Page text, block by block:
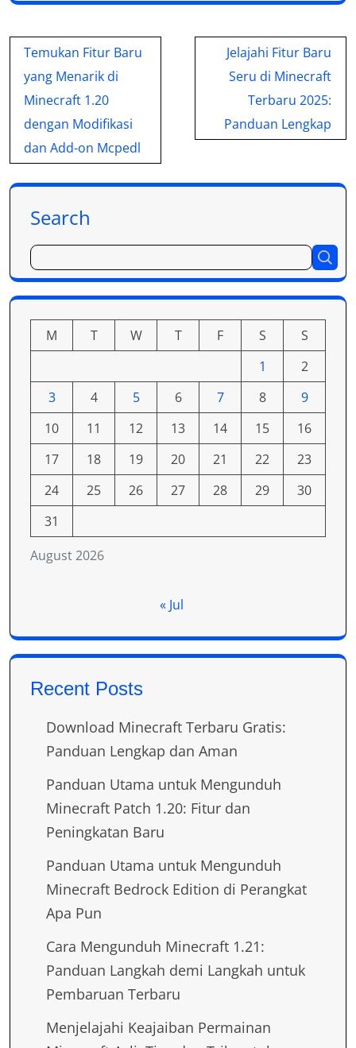
Post
navigation
Temukan Fitur Baru
yang Menarik di
Minecraft 1.20
dengan Modifikasi
dan Add-on Mcpedl
Jelajahi Fitur Baru
Seru di Minecraft
Terbaru 2025:
Panduan Lengkap
Search
August 2026
M T W T F S
S
1
2
3
4 5 6 7 8
9
10
11 12 13 14 15
16
17
18 19 20 21 22
23
24
25 26 27 28 29
30
31
« Jul
Recent Posts
Download Minecraft Terbaru Gratis:
Panduan Lengkap dan Aman
Panduan Utama untuk Mengunduh
Minecraft Patch 1.20: Fitur dan
Peningkatan Baru
Panduan Utama untuk Mengunduh
Minecraft Bedrock Edition di Perangkat
Apa Pun
Cara Mengunduh Minecraft 1.21:
Panduan Langkah demi Langkah untuk
Pembaruan Terbaru
Menjelajahi Keajaiban Permainan